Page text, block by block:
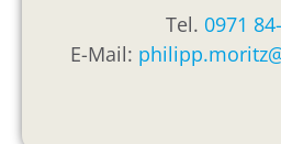
Tel. 0971
E-Mail: